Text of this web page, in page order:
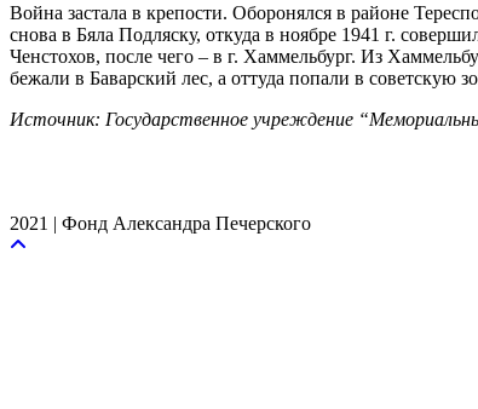
Война застала в крепости. Оборонялся в районе
снова в Бяла Подляску, откуда в ноябре 1941 г.
Ченстохов, после чего – в г. Хаммельбург. Из
бежали в Баварский лес, а оттуда попали в советскую
Источник: Государственное учреждение
2021 | Фонд Александра Печерского